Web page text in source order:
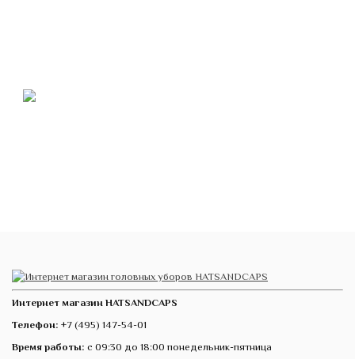
Интернет магазин HATSANDCAPS
Телефон: +7 (495) 147-54-01
Время работы: с 09:30 до 18:00 понедельник-пятница